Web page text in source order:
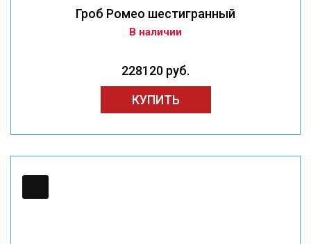
Гроб Ромео шестигранный
В наличии
228120 руб.
КУПИТЬ